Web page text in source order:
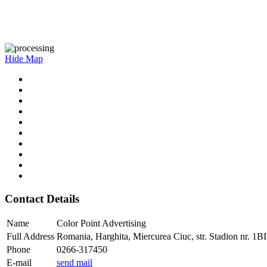
Hide Map
Contact Details
Name
Color Point Advertising
Full Address Romania, Harghita, Miercurea Ciuc, str. Stadion nr.
Phone
0266-317450
E-mail
send mail